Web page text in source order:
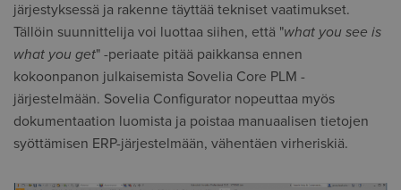
järjestyksessä ja rakenne täyttää tekniset vaatimukset.
Tällöin suunnittelija voi luottaa siihen, että "what you see is
what you get" -periaate pitää paikkansa ennen
kokoonpanon julkaisemista Sovelia Core PLM -
järjestelmään. Sovelia Configurator nopeuttaa myös
dokumentaation luomista ja poistaa manuaalisen tietojen
syöttämisen ERP-järjestelmään, vähentäen virheriskiä.